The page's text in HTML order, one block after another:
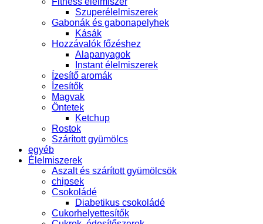
Szuperélelmiszerek
Gabonák és gabonapelyhek
Kásák
Hozzávalók főzéshez
Alapanyagok
Instant élelmiszerek
Ízesítő aromák
Ízesítők
Magvak
Öntetek
Ketchup
Rostok
Szárított gyümölcs
egyéb
Élelmiszerek
Aszalt és szárított gyümölcsök
chipsek
Csokoládé
Diabetikus csokoládé
Cukorhelyettesítők